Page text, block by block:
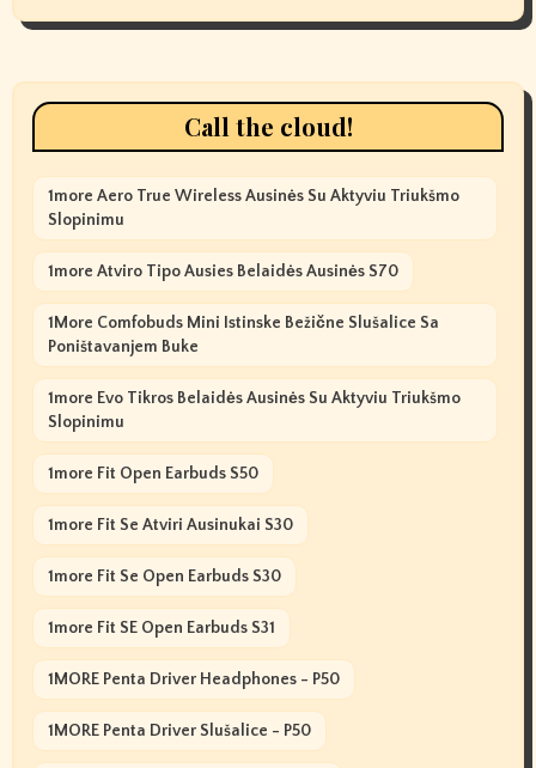
Call the cloud!
1more Aero True Wireless Ausinės Su Aktyviu Triukšmo
Slopinimu
1more Atviro Tipo Ausies Belaidės Ausinės S70
1More Comfobuds Mini Istinske Bežične Slušalice Sa
Poništavanjem Buke
1more Evo Tikros Belaidės Ausinės Su Aktyviu Triukšmo
Slopinimu
1more Fit Open Earbuds S50
1more Fit Se Atviri Ausinukai S30
1more Fit Se Open Earbuds S30
1more Fit SE Open Earbuds S31
1MORE Penta Driver Headphones - P50
1MORE Penta Driver Slušalice - P50